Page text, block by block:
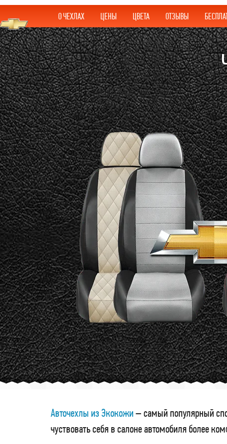
О ЧЕХЛАХ ЦЕНЫ ЦВЕТА ОТЗЫВЫ
Авточехлы из Экокожи– самый популярный
чуствовать себя в салоне автомобиля более